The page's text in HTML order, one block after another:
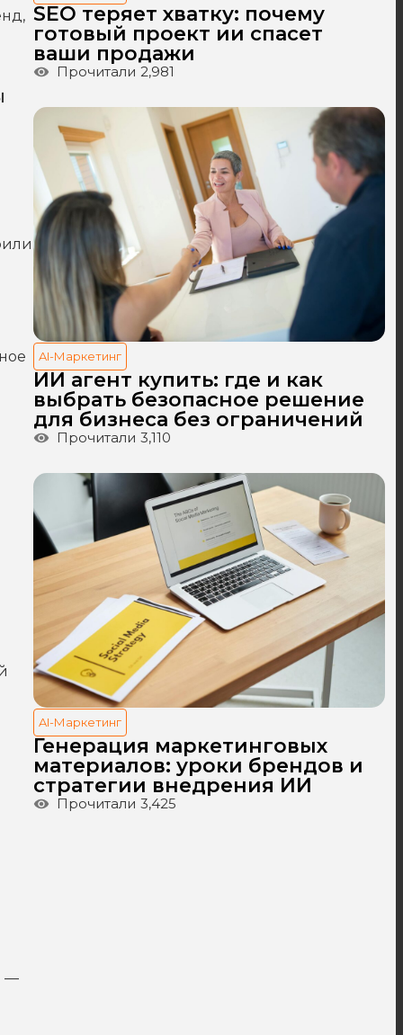
—
SEO теряет хватку: почему
готовый проект ии спасет
ваши продажи
Прочитали 2,981
AI-Маркетинг
ИИ агент купить: где и как
выбрать безопасное решение
для бизнеса без ограничений
Прочитали 3,110
AI-Маркетинг
Генерация маркетинговых
материалов: уроки брендов и
стратегии внедрения ИИ
Прочитали 3,425